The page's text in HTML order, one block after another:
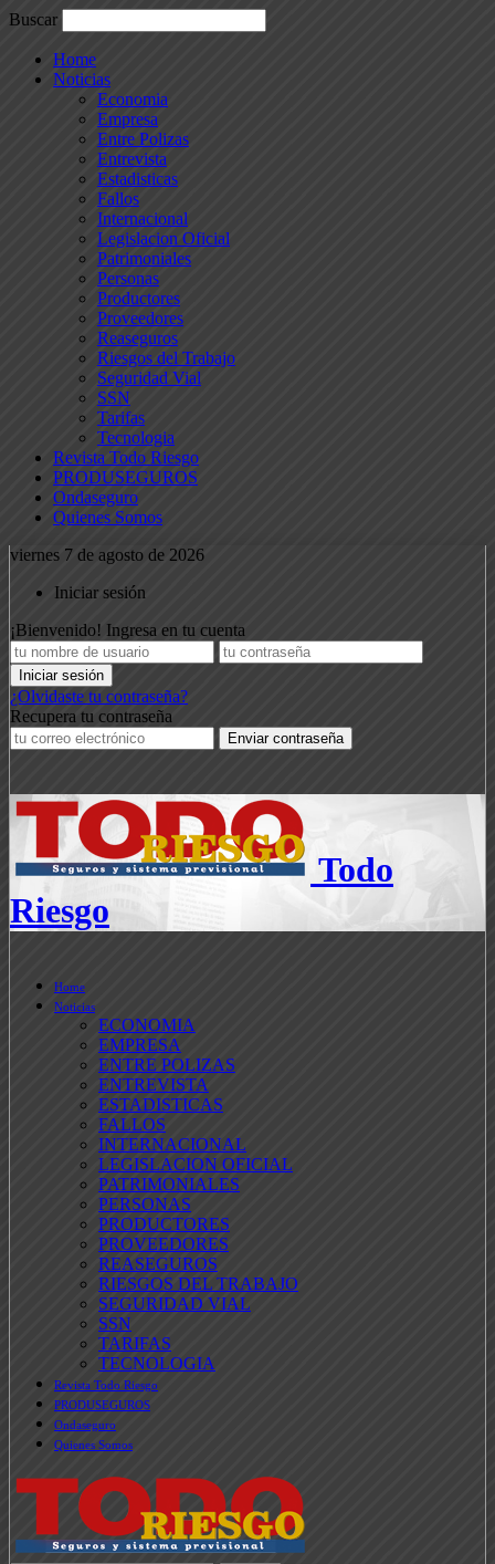
Buscar
Home
Noticias
Economia
Empresa
Entre Polizas
Entrevista
Estadisticas
Fallos
Internacional
Legislacion Oficial
Patrimoniales
Personas
Productores
Proveedores
Reaseguros
Riesgos del Trabajo
Seguridad Vial
SSN
Tarifas
Tecnologia
Revista Todo Riesgo
PRODUSEGUROS
Ondaseguro
Quienes Somos
viernes 7 de agosto de 2026
Iniciar sesión
¡Bienvenido! Ingresa en tu cuenta
¿Olvidaste tu contraseña?
Recupera tu contraseña
Todo
Riesgo
Home
Noticias
ECONOMIA
EMPRESA
ENTRE POLIZAS
ENTREVISTA
ESTADISTICAS
FALLOS
INTERNACIONAL
LEGISLACION OFICIAL
PATRIMONIALES
PERSONAS
PRODUCTORES
PROVEEDORES
REASEGUROS
RIESGOS DEL TRABAJO
SEGURIDAD VIAL
SSN
TARIFAS
TECNOLOGIA
Revista Todo Riesgo
PRODUSEGUROS
Ondaseguro
Quienes Somos